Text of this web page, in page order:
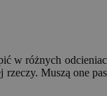
różnych
Muszą one